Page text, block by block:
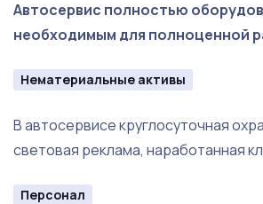
Автосервис полностью
необходимым для полноценной
Нематериальные активы
В автосервисе круглосуточная
световая реклама, наработанная
Персонал